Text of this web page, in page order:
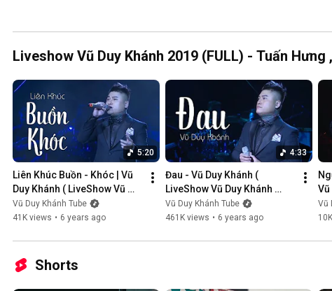
Liveshow Vũ Duy Khánh 2019 (FULL) - Tuấn
5:20
Liên Khúc Buồn - Khóc | Vũ
Duy Khánh ( LiveShow Vũ
Duy Khánh 2019 Phần 1/21 )
Vũ Duy Khánh Tube
41K views • 6 years ago
4:33
Đau - Vũ Duy Khánh (
LiveShow Vũ Duy Khánh
2019 Phần 2/21 )
Vũ Duy Khánh Tube
461K views • 6 years ago
Vũ
Vũ
Shorts